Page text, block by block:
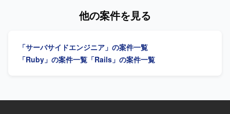
Datadog、Fluentd、BigQuery、Redashなどによるモニタ
Meet、AIコーディングツールとしてVisual Studio Code,
整理・起票、関係者との解消推進）を主担当として実施い
的で保守性の高い設計・実装や、必要に応じた技術検証・
PoCを実施していただきます。プロダクトチームや関係各
継ぎ資料のキャッチアップも行っていただきます。 【求め
他の案件を見る
「サーバサイドエンジニア」の案件一覧
「Ruby」の案件一覧 「Rails」の案件一覧